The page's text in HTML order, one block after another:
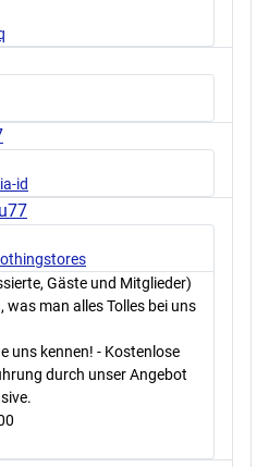
id
Gäste und Mitglieder)
was man alles Tolles bei uns
uns kennen! - Kostenlose
durch unser Angebot